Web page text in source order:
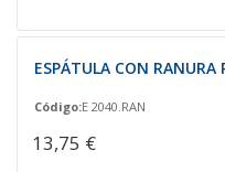
ESPÁTULA CON RANURA
Código:E 2040.RAN
13,75 €